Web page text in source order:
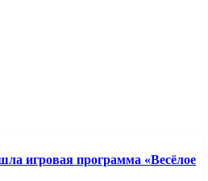
игровая программа «Весёлое